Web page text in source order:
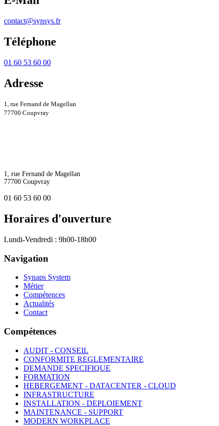
contact@synsys.fr
Téléphone
01 60 53 60 00
Adresse
1, rue Fernand de Magellan
77700 Coupvray
1, rue Fernand de Magellan
77700 Coupvray
01 60 53 60 00
Horaires d'ouverture
Lundi-Vendredi : 9h00-18h00
Navigation
Synaps System
Métier
Compétences
Actualités
Contact
Compétences
AUDIT - CONSEIL
CONFORMITE REGLEMENTAIRE
DEMANDE SPECIFIQUE
FORMATION
HEBERGEMENT - DATACENTER - CLOUD
INFRASTRUCTURE
INSTALLATION - DEPLOIEMENT
MAINTENANCE - SUPPORT
MODERN WORKPLACE